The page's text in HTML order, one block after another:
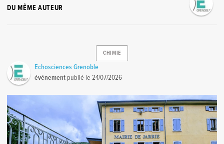
DU MÊME AUTEUR
CHIMIE
Echosciences Grenoble
événement publié le24/07/2026